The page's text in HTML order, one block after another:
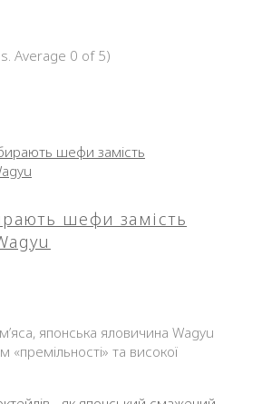
. Average 0 of 5)
шефи замість
японська яловичина Wagyu
та високої